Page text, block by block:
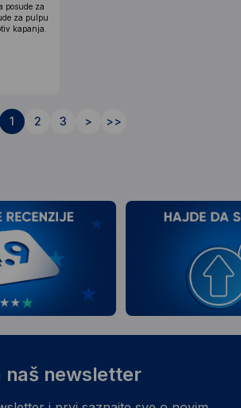
posude za
za pulpu
kapanja.
1 2 3 > >>
naš newsletter